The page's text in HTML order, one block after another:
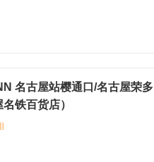
名古屋站樱通口/名古屋荣多
铁百货店）